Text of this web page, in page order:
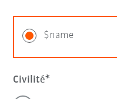
$name
Civilité